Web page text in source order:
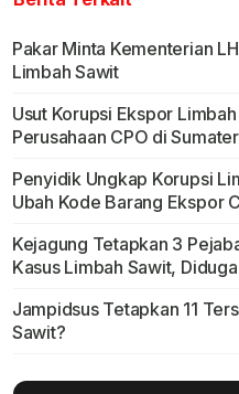
Pakar Minta Kementerian
Limbah Sawit
Usut Korupsi Ekspor
Perusahaan CPO di
Penyidik Ungkap Korupsi
Ubah Kode Barang Ekspor
Kejagung Tetapkan 3
Kasus Limbah Sawit,
Jampidsus Tetapkan 11
Sawit?